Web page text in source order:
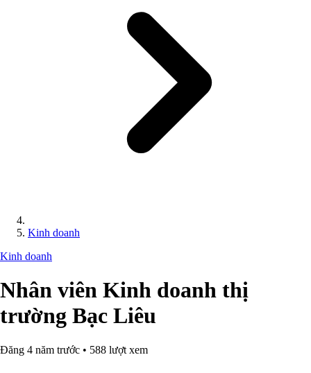
Kinh doanh
Kinh doanh
Nhân viên Kinh doanh thị
trường Bạc Liêu
Đăng 4 năm trước • 588 lượt xem